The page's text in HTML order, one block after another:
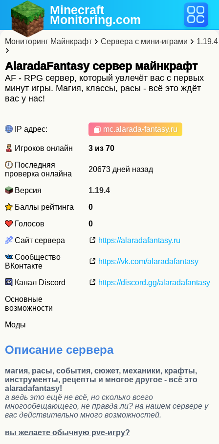
Minecraft
Monitoring.com
Мониторинг Майнкрафт Сервера с мини-играми 1.19.4
AlaradaFantasy cервер майнкрафт
AF - RPG сервер, который увлечёт вас с первых
минут игры. Магия, классы, расы - всё это ждёт
вас у нас!
IP адрес: mc.alarada-fantasy.ru
Игроков онлайн
3 из 70
Последняя
проверка онлайна
20673 дней назад
Версия
1.19.4
Баллы рейтинга
0
Голосов
0
Сайт сервера
https://alaradafantasy.ru
Сообщество
ВКонтакте
https://vk.com/alaradafantasy
Канал Discord
https://discord.gg/alaradafantasy
Основные
возможности
Моды
Описание сервера
магия, расы, события, сюжет, механики, крафты,
инструменты, рецепты и многое другое - всё это
alaradafantasy!
а ведь это ещё не всё, но сколько всего
многообещающего, не правда ли? на нашем сервере у
вас действительно много возможностей.
вы желаете обычную pve-игру?